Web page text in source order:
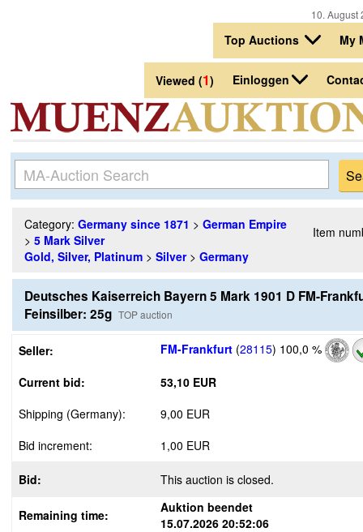
10.
Top Auctions My
Viewed (1) Einloggen
Category: Germany since 1871 > German Empire
> 5 Mark Silver
Gold, Silver, Platinum > Silver> Germany
Item
Deutsches Kaiserreich Bayern 5 Mark 1901 D FM-
Feinsilber: 25g TOP auction
Seller: FM-Frankfurt (28115) 100,0 %
Current bid:
53,10 EUR
Shipping (Germany):
9,00 EUR
Bid increment:
1,00 EUR
Bid: This auction is closed.
Remaining time:
Auktion beendet
15.07.2026 20:52:06